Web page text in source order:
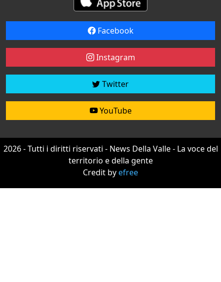
Facebook
Instagram
Twitter
YouTube
2026 - Tutti i diritti riservati - News Della Valle - La voce del
territorio e della gente
Credit byefree